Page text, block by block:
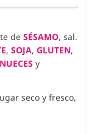
de SÉSAMO, sal.
, SOJA, GLUTEN,
NUECES y
seco y fresco,